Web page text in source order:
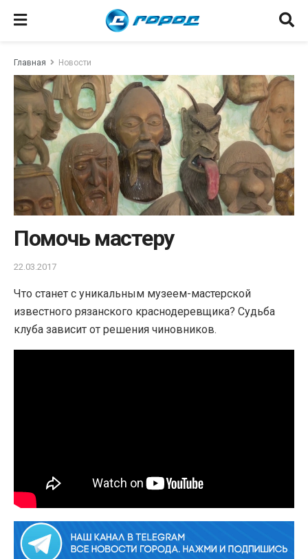
Главная Новости
Помочь мастеру
22.03.2017
Что станет с уникальным музеем-мастерской
известного рязанского краснодеревщика? Судьба
клуба зависит от решения чиновников.